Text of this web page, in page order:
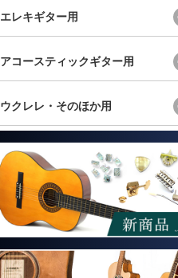
エレキギター用
アコースティックギター用
ウクレレ・そのほか用